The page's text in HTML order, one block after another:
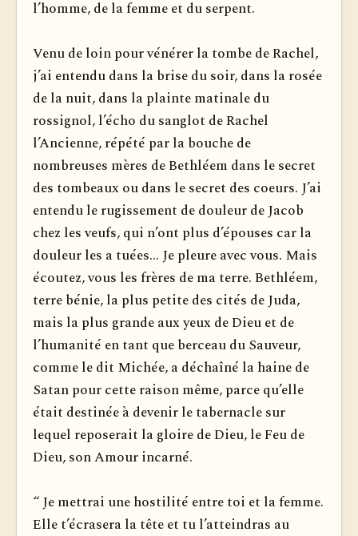
l’homme, de la femme et du serpent.
Venu de loin pour vénérer la tombe de Rachel,
j’ai entendu dans la brise du soir, dans la rosée
de la nuit, dans la plainte matinale du
rossignol, l’écho du sanglot de Rachel
l’Ancienne, répété par la bouche de
nombreuses mères de Bethléem dans le secret
des tombeaux ou dans le secret des coeurs. J’ai
entendu le rugissement de douleur de Jacob
chez les veufs, qui n’ont plus d’é­pouses car la
douleur les a tuées... Je pleure avec vous. Mais
écoutez, vous les frères de ma terre. Bethléem,
terre bénie, la plus petite des cités de Juda,
mais la plus grande aux yeux de Dieu et de
l’humanité en tant que berceau du Sauveur,
comme le dit Michée, a déchaîné la haine de
Satan pour cette raison même, parce qu’elle
était destinée à devenir le tabernacle sur
lequel reposerait la gloire de Dieu, le Feu de
Dieu, son Amour incarné.
“ Je mettrai une hostilité entre toi et la femme.
Elle t’écrasera la tête et tu l’atteindras au